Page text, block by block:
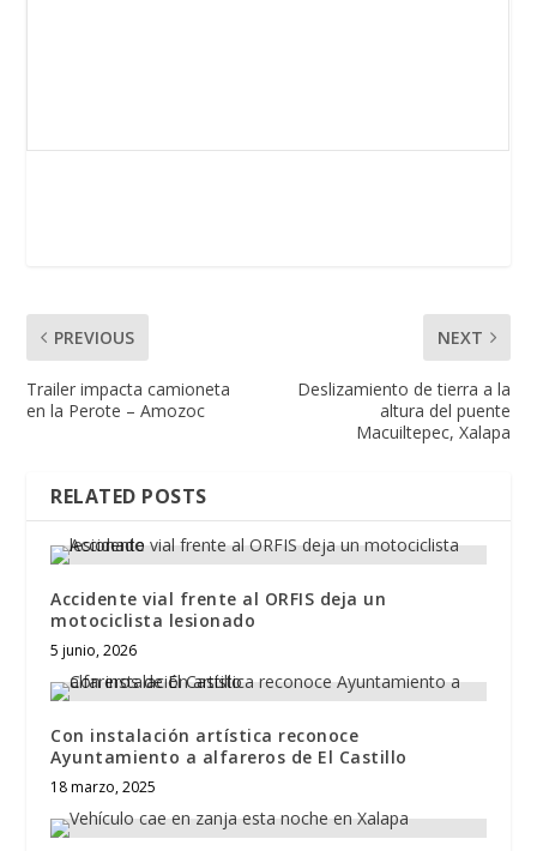
PREVIOUS
Trailer impacta camioneta
en la Perote – Amozoc
NEXT
Deslizamiento de tierra a la
altura del puente
Macuiltepec, Xalapa
RELATED POSTS
Accidente vial frente al ORFIS deja un
motociclista lesionado
5 junio, 2026
Con instalación artística reconoce
Ayuntamiento a alfareros de El Castillo
18 marzo, 2025